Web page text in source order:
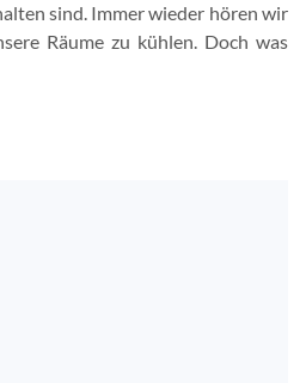
sind. Immer wieder hören wir
Räume zu kühlen. Doch was